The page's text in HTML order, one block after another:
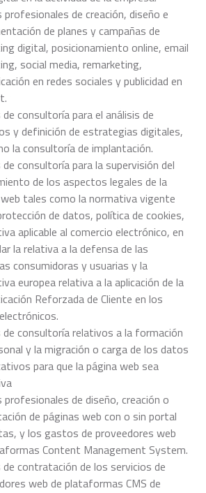
de creación, diseño e
de planes y campañas de
digital, posicionamiento online, email
social media, remarketing,
en redes sociales y publicidad en
consultoría para el análisis de
y definición de estrategias digitales,
la consultoría de implantación.
consultoría para la supervisión del
de los aspectos legales de la
tales como la normativa vigente
de datos, política de cookies,
aplicable al comercio electrónico, en
la relativa a la defensa de las
consumidoras y usuarias y la
europea relativa a la aplicación de la
Reforzada de Cliente en los
consultoría relativos a la formación
y la migración o carga de los datos
para que la página web sea
de diseño, creación o
de páginas web con o sin portal
y los gastos de proveedores web
Content Management System.
contratación de los servicios de
web de plataformas CMS de